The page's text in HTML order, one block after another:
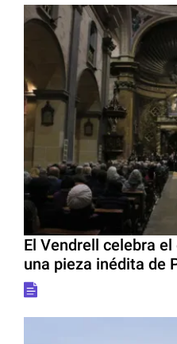
El Vendrell celebra
una pieza inédita de